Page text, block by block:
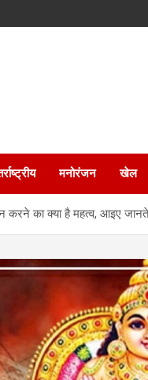
मनोरंजन खेल
का क्या है महत्व, आइए जानते